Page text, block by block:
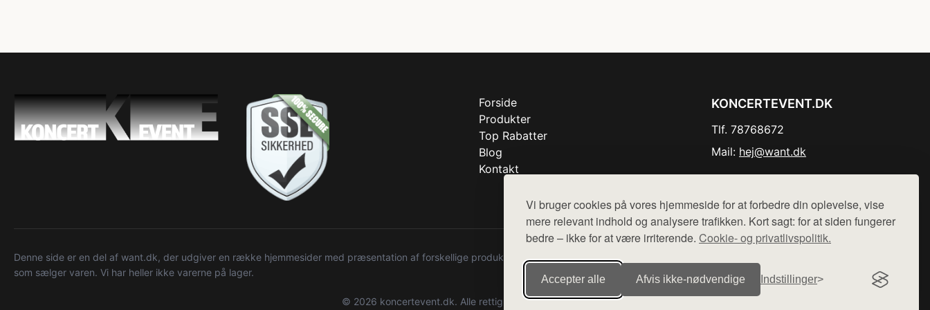
Vi bruger cookies på vores hjemmeside for at forbedre din oplevelse, vise
mere relevant indhold og analysere trafikken. Kort sagt: for at siden fungerer
bedre – ikke for at være irriterende. Cookie- og privatlivspolitik.
Accepter alle Afvis ikke‑nødvendige Indstillinger
Forside
Produkter
Top Rabatter
Blog
Kontakt
KONCERTEVENT.DK
Tlf. 78768672
Mail: hej@want.dk
Denne side er en del af want.dk, der udgiver en række hjemmesider med præsentation af forskellige produkter fra diverse webshops. Der sælges ikke varer fra denne side - vi henviser til de shops,
som sælger varen. Vi har heller ikke varerne på lager.
© 2026 koncertevent.dk. Alle rettigheder forbeholdes.